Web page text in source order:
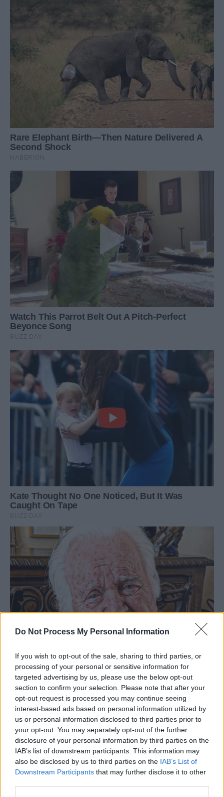
Do Not Process My Personal Information
If you wish to opt-out of the sale, sharing to third parties, or
processing of your personal or sensitive information for
targeted advertising by us, please use the below opt-out
section to confirm your selection. Please note that after your
opt-out request is processed you may continue seeing
interest-based ads based on personal information utilized by
us or personal information disclosed to third parties prior to
your opt-out. You may separately opt-out of the further
disclosure of your personal information by third parties on the
IAB’s list of downstream participants. This information may
also be disclosed by us to third parties on the IAB’s List of
Downstream Participants that may further disclose it to other